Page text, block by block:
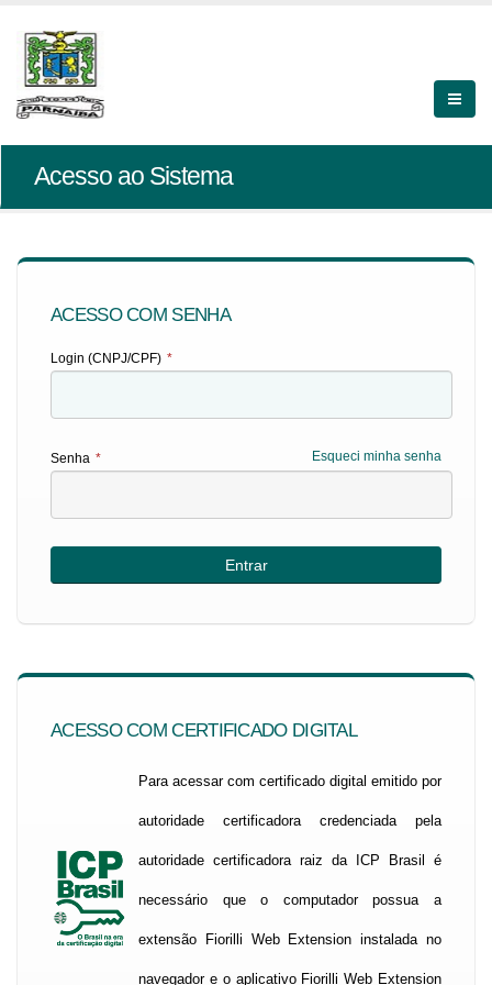
Acesso ao Sistema
ACESSO COM SENHA
Login (CNPJ/CPF) *
Esqueci minha senha
Senha *
ACESSO COM CERTIFICADO DIGITAL
Para acessar com certificado digital emitido por
autoridade certificadora credenciada pela
autoridade certificadora raiz da ICP Brasil é
necessário que o computador possua a
extensão Fiorilli Web Extension instalada no
navegador e o aplicativo Fiorilli Web Extension